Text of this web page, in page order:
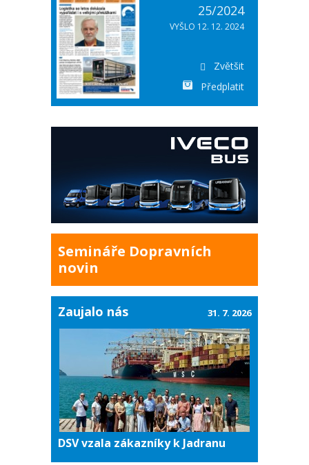
25/2024
VYŠLO 12. 12. 2024
Zvětšit
Předplatit
Semináře Dopravních
novin
Zaujalo nás
DSV vzala zákazníky k Jadranu
31. 7. 2026